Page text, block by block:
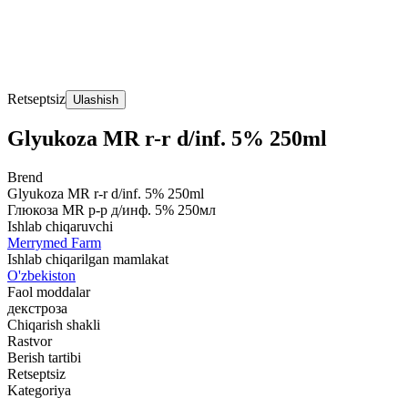
Retseptsiz Ulashish
Glyukoza MR r-r d/inf. 5% 250ml
Brend
Glyukoza MR r-r d/inf. 5% 250ml
Глюкоза MR р-р д/инф. 5% 250мл
Ishlab chiqaruvchi
Merrymed Farm
Ishlab chiqarilgan mamlakat
O'zbekiston
Faol moddalar
декстроза
Chiqarish shakli
Rastvor
Berish tartibi
Retseptsiz
Kategoriya